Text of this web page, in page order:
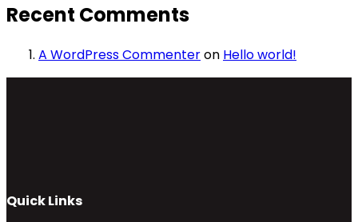
Recent Comments
A WordPress Commenteron Hello world!
Quick Links